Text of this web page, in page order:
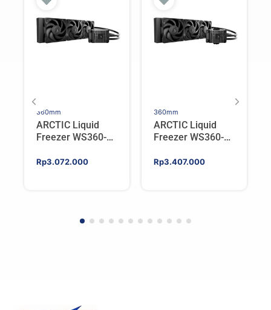
360mm
ARCTIC Liquid
Freezer WS360-
AIO CPU Water
Rp3.072.000
360mm
ARCTIC Liquid
Freezer WS360-
AIO CPU Water
Rp3.407.000